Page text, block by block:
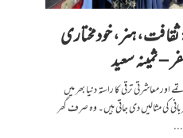
ثقافت، ہنر، خودمختاری
ثمینہ سعید
معاشرتی ترقی کا راستہ دنیا بھر میں
کی مثالیں دی جاتی ہیں۔ وہ صرف گھر